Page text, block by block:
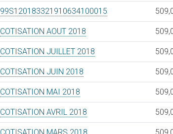
99S120183321910634100015
COTISATION AOUT 2018
COTISATION JUILLET 2018
COTISATION JUIN 2018
COTISATION MAI 2018
COTISATION AVRIL 2018